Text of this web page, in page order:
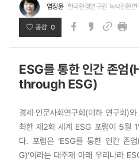
염정윤 한국환경연구원 녹색전환
공감 0
ESG를 통한 인간 존
through ESG)
경제·인문사회연구회(이하 연구회)
최한 제2회 세계 ESG 포럼이 5월
다. 포럼은 ‘ESG를 통한 인간
G)’이라는 대주제 아래 우리나라